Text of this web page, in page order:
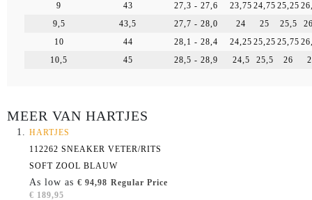
9
43 27,3 - 27,6 23,75 24,75 25,25
9,5
43,5 27,7 - 28,0 24 25 25,5
10
44 28,1 - 28,4 24,25 25,25 25,75
10,5
45 28,5 - 28,9 24,5 25,5 26
MEER VAN HARTJES
HARTJES
112262 SNEAKER VETER/RITS
SOFT ZOOL BLAUW
As low as € 94,98 Regular Price
€ 189,95